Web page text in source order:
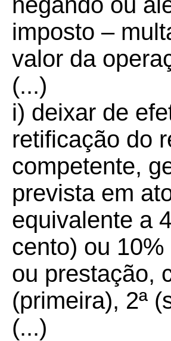
imposto –
valor da
(...)
i) deixar de
retificação do
competente,
prevista em
equivalente a
cento) ou
ou prestação,
(primeira), 2ª
(...)